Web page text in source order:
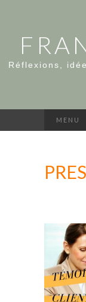
Réflexions,
MENU